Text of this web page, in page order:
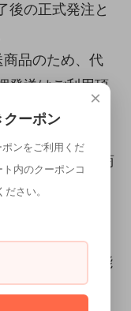
後の正式発注と
品のため、代
発送はご利用頂
完了している商
け下さい。そ
了承下さい。
での設定が可能
外となります
×
クーポン
ンをご利用くだ
内のクーポンコ
さい。